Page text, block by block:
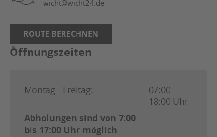
wicht@wicht24.de
ROUTE BERECHNEN
Öffnungszeiten
Montag - Freitag:
07:00 -
18:00 Uhr
Abholungen sind von 7:00
bis 17:00 Uhr möglich